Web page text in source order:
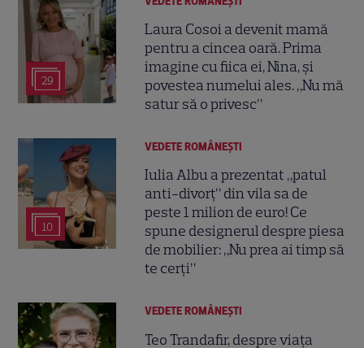
29
Laura Cosoi a devenit mamă
pentru a cincea oară. Prima
imagine cu fiica ei, Nina, și
povestea numelui ales. „Nu mă
satur să o privesc”
10
VEDETE ROMÂNEŞTI
Iulia Albu a prezentat „patul
anti-divorț” din vila sa de
peste 1 milion de euro! Ce
spune designerul despre piesa
de mobilier: „Nu prea ai timp să
te cerți”
VEDETE ROMÂNEŞTI
Teo Trandafir, despre viața